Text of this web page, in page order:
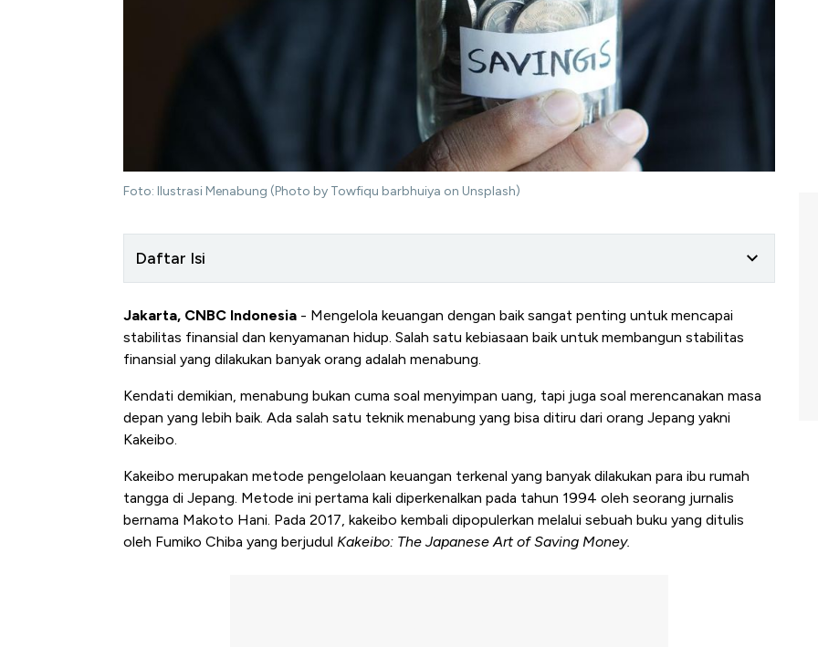
Foto: Ilustrasi Menabung (Photo by Towfiqu barbhuiya on Unsplash)
Daftar Isi
Jakarta, CNBC Indonesia - Mengelola keuangan dengan baik sangat penting untuk mencapai
stabilitas finansial dan kenyamanan hidup. Salah satu kebiasaan baik untuk membangun stabilitas
finansial yang dilakukan banyak orang adalah menabung.
Kendati demikian, menabung bukan cuma soal menyimpan uang, tapi juga soal merencanakan masa
depan yang lebih baik. Ada salah satu teknik menabung yang bisa ditiru dari orang Jepang yakni
Kakeibo.
Kakeibo merupakan metode pengelolaan keuangan terkenal yang banyak dilakukan para ibu rumah
tangga di Jepang. Metode ini pertama kali diperkenalkan pada tahun 1994 oleh seorang jurnalis
bernama Makoto Hani. Pada 2017, kakeibo kembali dipopulerkan melalui sebuah buku yang ditulis
oleh Fumiko Chiba yang berjudul Kakeibo: The Japanese Art of Saving Money.